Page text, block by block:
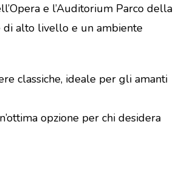
e l’Auditorium Parco della
di alto livello e un ambiente
classiche, ideale per gli amanti
opzione per chi desidera